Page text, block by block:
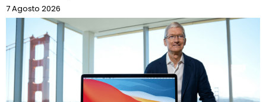
7 Agosto 2026